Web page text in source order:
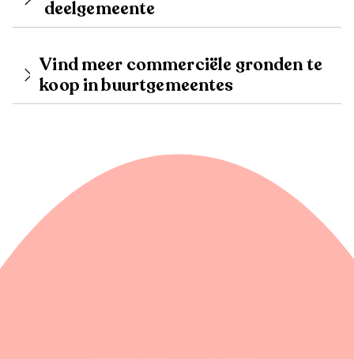
deelgemeente
Vind meer commerciële gronden te
koop in buurtgemeentes